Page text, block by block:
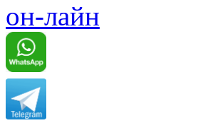
он-лайн